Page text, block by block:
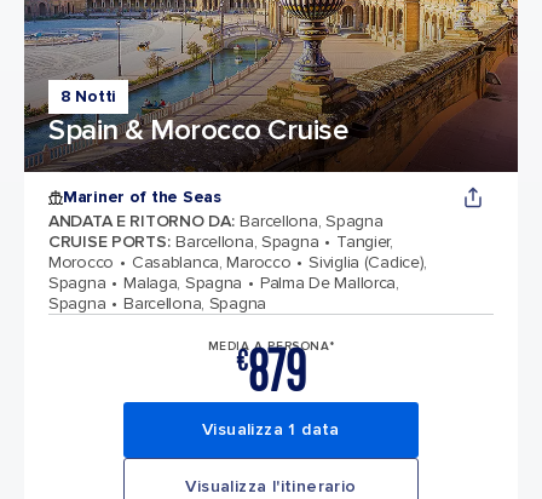
8 Notti
Spain & Morocco Cruise
Mariner of the Seas
ANDATA E RITORNO DA: Barcellona, Spagna
CRUISE PORTS: Barcellona, Spagna
Tangier,
Morocco
Casablanca, Marocco
Siviglia (Cadice),
Spagna
Malaga, Spagna
Palma De Mallorca,
Spagna
Barcellona, Spagna
MEDIA A PERSONA*
€879
Visualizza 1 data
Visualizza l'itinerario